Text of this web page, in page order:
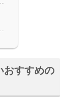
おすすめの